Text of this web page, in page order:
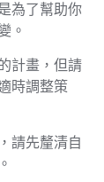
為了幫助你
。
計畫，但請
時調整策
請先釐清自